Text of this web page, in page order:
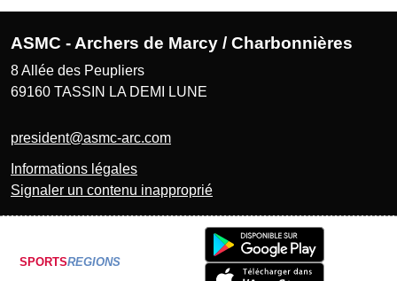
ASMC - Archers de Marcy / Charbonnières
8 Allée des Peupliers
69160 TASSIN LA DEMI LUNE
president@asmc-arc.com
Informations légales
Signaler un contenu inapproprié
SPORTSREGIONS